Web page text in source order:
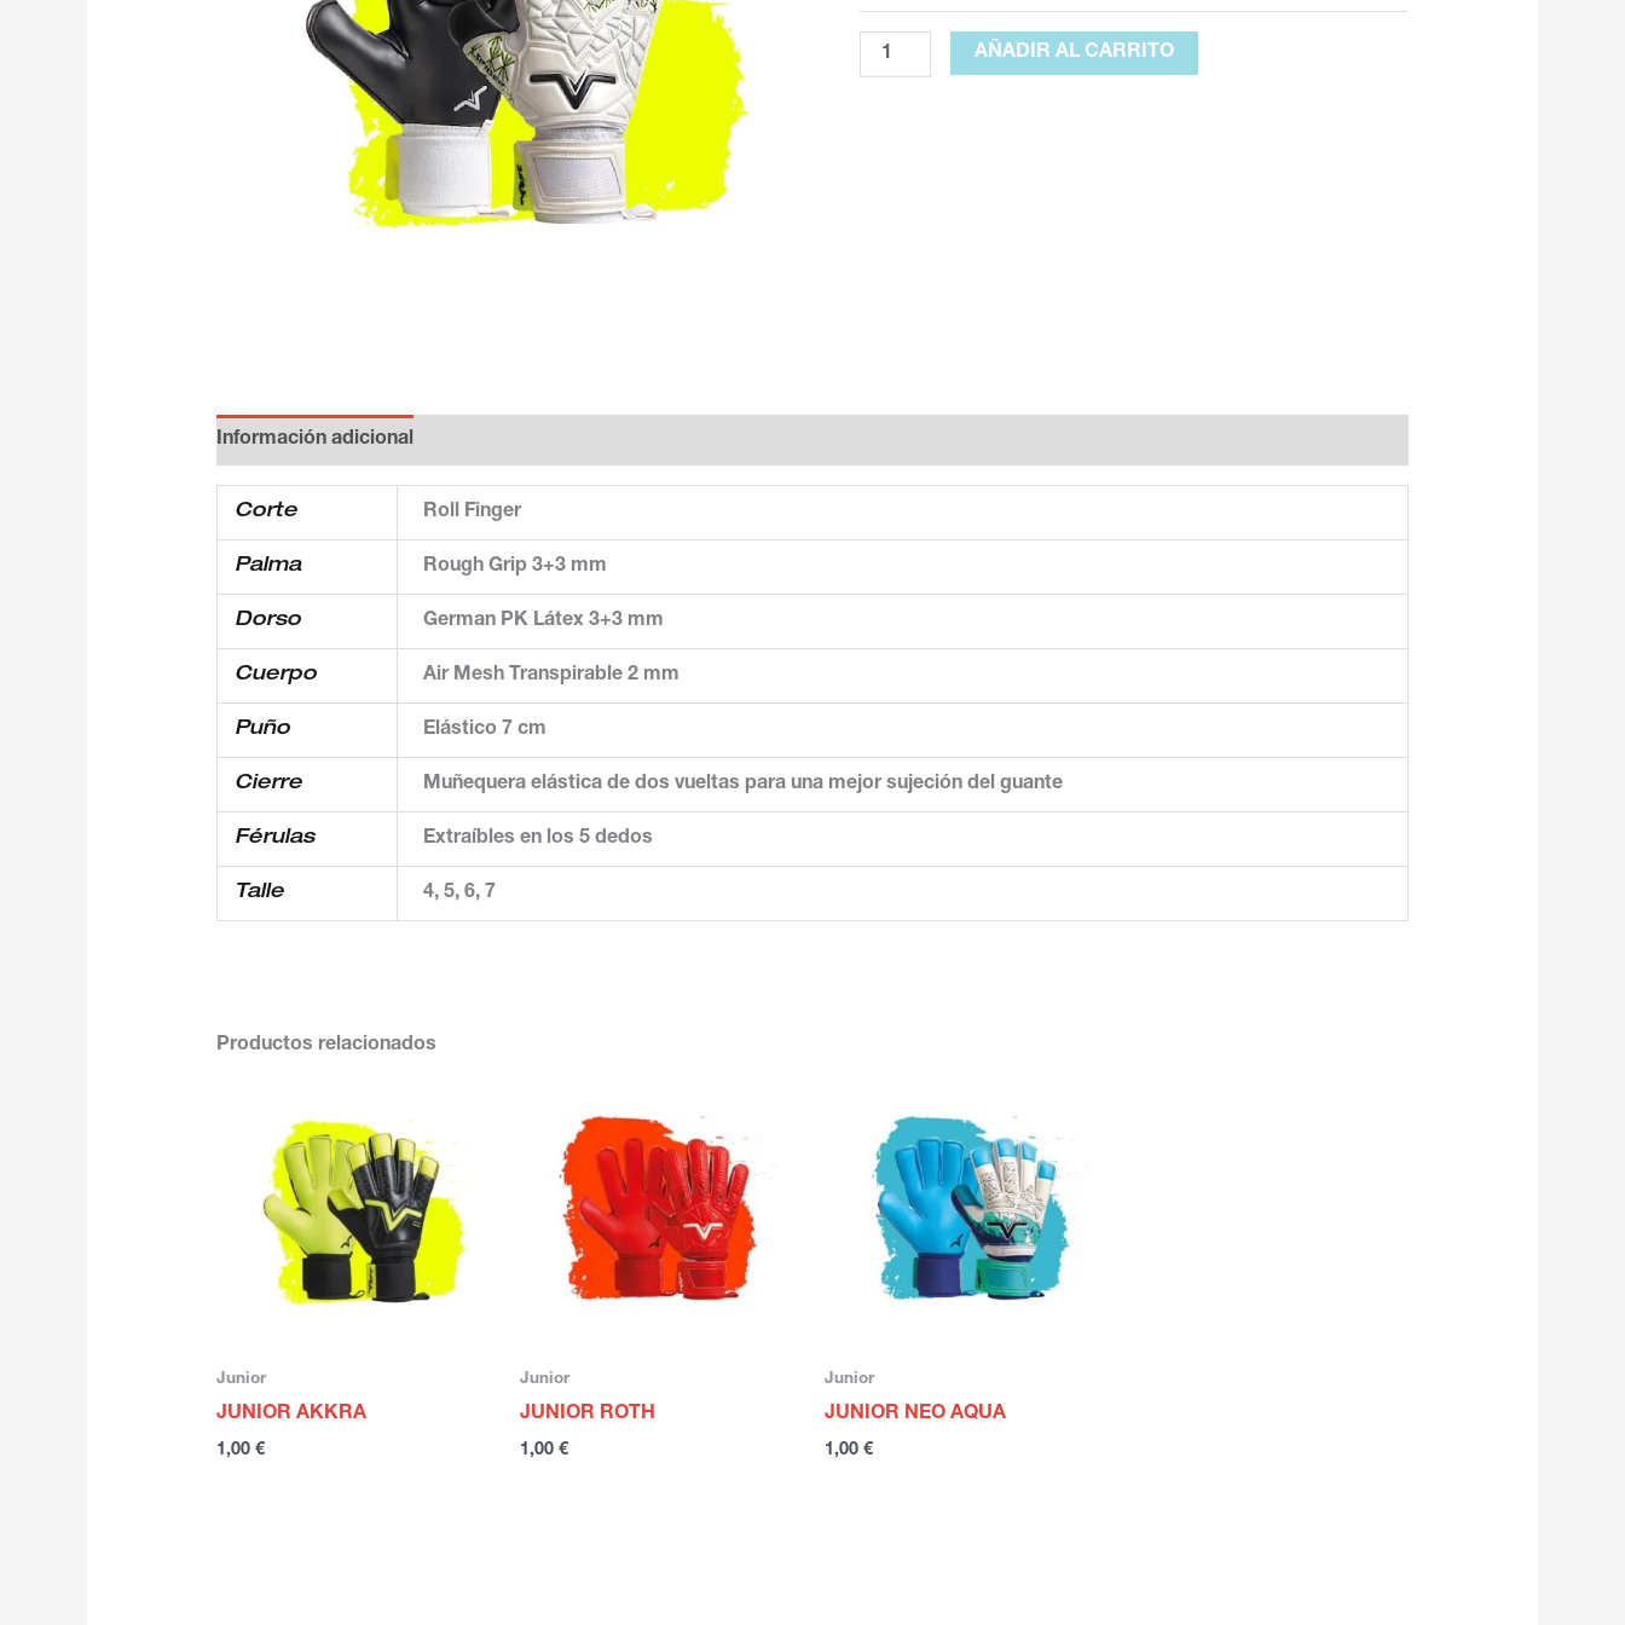
AÑADIR AL CARRITO
Información adicional
Corte Roll Finger
Palma Rough Grip 3+3 mm
Dorso German PK Látex 3+3 mm
Cuerpo Air Mesh Transpirable 2 mm
Puño Elástico 7 cm
Cierre Muñequera elástica de dos vueltas para una mejor sujeción del guante
Férulas Extraíbles en los 5 dedos
Talle 4, 5, 6, 7
Productos relacionados
Junior
JUNIOR AKKRA
1,00 €
Junior
JUNIOR ROTH
1,00€
Junior
JUNIOR NEO AQUA
1,00 €